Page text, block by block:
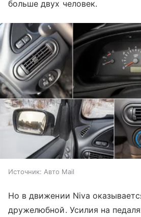
больше двух человек.
Источник: Авто Mail
Но в движении Niva
дружелюбной. Усилия на